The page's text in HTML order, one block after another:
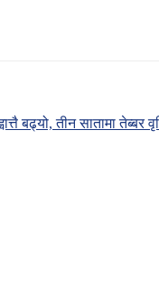
बढ्यो, तीन सातामा तेब्बर